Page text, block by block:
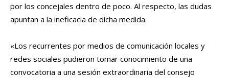
por los concejales dentro de poco. Al respecto, las dudas
apuntan a la ineficacia de dicha medida.
«Los recurrentes por medios de comunicación locales y
redes sociales pudieron tomar conocimiento de una
convocatoria a una sesión extraordinaria del consejo